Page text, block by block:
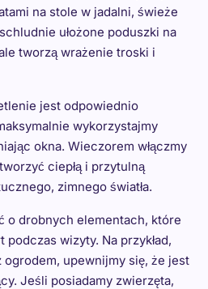
na stole w jadalni, świeże
ułożone poduszki na
tworzą wrażenie troski i
jest odpowiednio
wykorzystajmy
okna. Wieczorem włączmy
ciepłą i przytulną
zimnego światła.
o drobnych elementach, które
wizyty. Na przykład,
upewnijmy się, że jest
Jeśli posiadamy zwierzęta,